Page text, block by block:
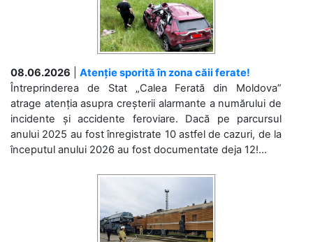
08.06.2026
Atenție sporită în zona căii ferate!
Întreprinderea de Stat „Calea Ferată din Moldova”
atrage atenția asupra creșterii alarmante a numărului de
incidente și accidente feroviare. Dacă pe parcursul
anului 2025 au fost înregistrate 10 astfel de cazuri, de la
începutul anului 2026 au fost documentate deja 12!...